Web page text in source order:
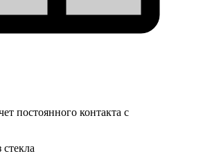
постоянного контакта с